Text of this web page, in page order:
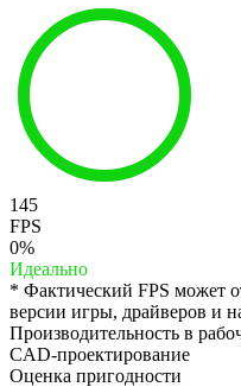
145
FPS
0%
Идеально
* Фактический FPS может
версии игры, драйверов и
Производительность в
CAD-проектирование
Оценка пригодности